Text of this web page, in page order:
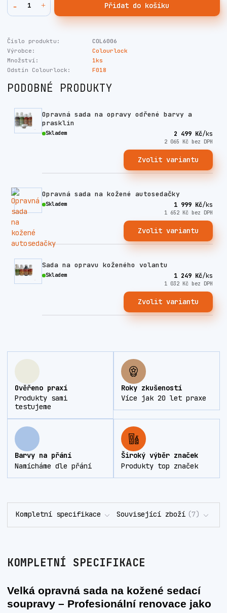
Přidat do košíku
Číslo produktu:
COL6006
Výrobce:
Colourlock
Množství:
1ks
Odstín Colourlock:
F018
PODOBNÉ PRODUKTY
Opravná sada na opravy odřené barvy a
prasklin
2 499 Kč/ks
2 065 Kč bez DPH
Skladem
Zvolit variantu
Opravná sada na kožené autosedačky
1 999 Kč/ks
1 652 Kč bez DPH
Skladem
Zvolit variantu
Sada na opravu koženého volantu
1 249 Kč/ks
1 032 Kč bez DPH
Skladem
Zvolit variantu
Ověřeno praxí
Produkty sami
testujeme
Roky zkušeností
Více jak 20 let praxe
Barvy na přání
Namícháme dle přání
Široký výběr značek
Produkty top značek
Kompletní specifikace Související zboží 7
KOMPLETNÍ SPECIFIKACE
Velká opravná sada na kožené sedací
soupravy – Profesionální renovace jako